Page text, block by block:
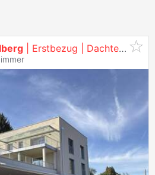
| Erstbezug | Dachterrasse | 12 Zimmer | Lift | Garage